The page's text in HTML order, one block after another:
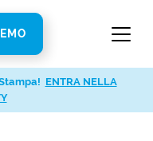
ENTRA NELLA